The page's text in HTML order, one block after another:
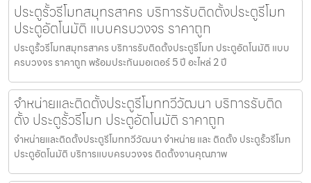
ประตูรั้วรีโมทสมุทรสาคร บริการรับติดตั้งประตูรีโมท
ประตูอัตโนมัติ แบบครบวงจร ราคาถูก
ประตูรั้วรีโมทสมุทรสาคร บริการรับติดตั้งประตูรีโมท ประตูอัตโนมัติ แบบ
ครบวงจร ราคาถูก พร้อมประกันมอเตอร์ 5 ปี อะไหล่ 2 ปี
จำหน่ายและติดตั้งประตูรีโมททวีวัฒนา บริการรับติด
ตั้ง ประตูรั้วรีโมท ประตูอัตโนมัติ ราคาถูก
จำหน่ายและติดตั้งประตูรีโมททวีวัฒนา จำหน่าย และ ติดตั้ง ประตูรั้วรีโมท
ประตูอัตโนมัติ บริการแบบครบวงจร ติดตั้งงานคุณภาพ